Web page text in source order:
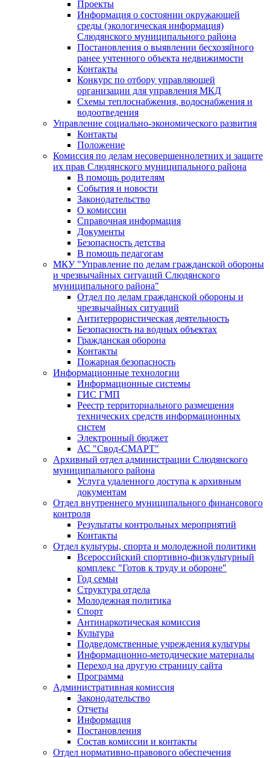
Проекты
Информация о состоянии окружающей
среды (экологическая информация)
Слюдянского муниципального района
Постановления о выявлении бесхозяйного
ранее учтенного объекта недвижимости
Контакты
Конкурс по отбору управляющей
организации для управления МКД
Схемы теплоснабжения, водоснабжения и
водоотведения
Управление социально-экономического развития
Контакты
Положение
Комиссия по делам несовершеннолетних и защите
их прав Слюдянского муниципального района
В помощь родителям
События и новости
Законодательство
О комиссии
Справочная информация
Документы
Безопасность детства
В помощь педагогам
МКУ "Управление по делам гражданской обороны
и чрезвычайных ситуаций Слюдянского
муниципального района"
Отдел по делам гражданской обороны и
чрезвычайных ситуаций
Антитеррористическая деятельность
Безопасность на водных объектах
Гражданская оборона
Контакты
Пожарная безопасность
Информационные технологии
Информационные системы
ГИС ГМП
Реестр территориального размещения
технических средств информационных
систем
Электронный бюджет
АС "Свод-СМАРТ"
Архивный отдел администрации Слюдянского
муниципального района
Услуга удаленного доступа к архивным
документам
Отдел внутреннего муниципального финансового
контроля
Результаты контрольных мероприятий
Контакты
Отдел культуры, спорта и молодежной политики
Всероссийский спортивно-физкультурный
комплекс "Готов к труду и обороне"
Год семьи
Структура отдела
Молодежная политика
Спорт
Антинаркотическая комиссия
Культура
Подведомственные учреждения культуры
Информационно-методические материалы
Переход на другую страницу сайта
Программа
Административная комиссия
Законодательство
Отчеты
Информация
Постановления
Состав комиссии и контакты
Отдел нормативно-правового обеспечения